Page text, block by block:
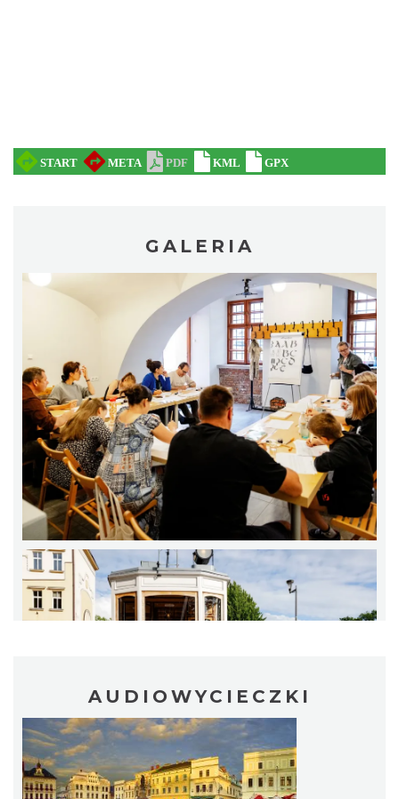
Mozaika Folkloru II – Spotkanie trzech
Cieszyn
2026-09-12
0.31 km
LOVE SONGS-historie miłosne zapisane w
muzyce
Cieszyn
2026-10-24
0.31 km
GALERIA
AUDIOWYCIECZKI